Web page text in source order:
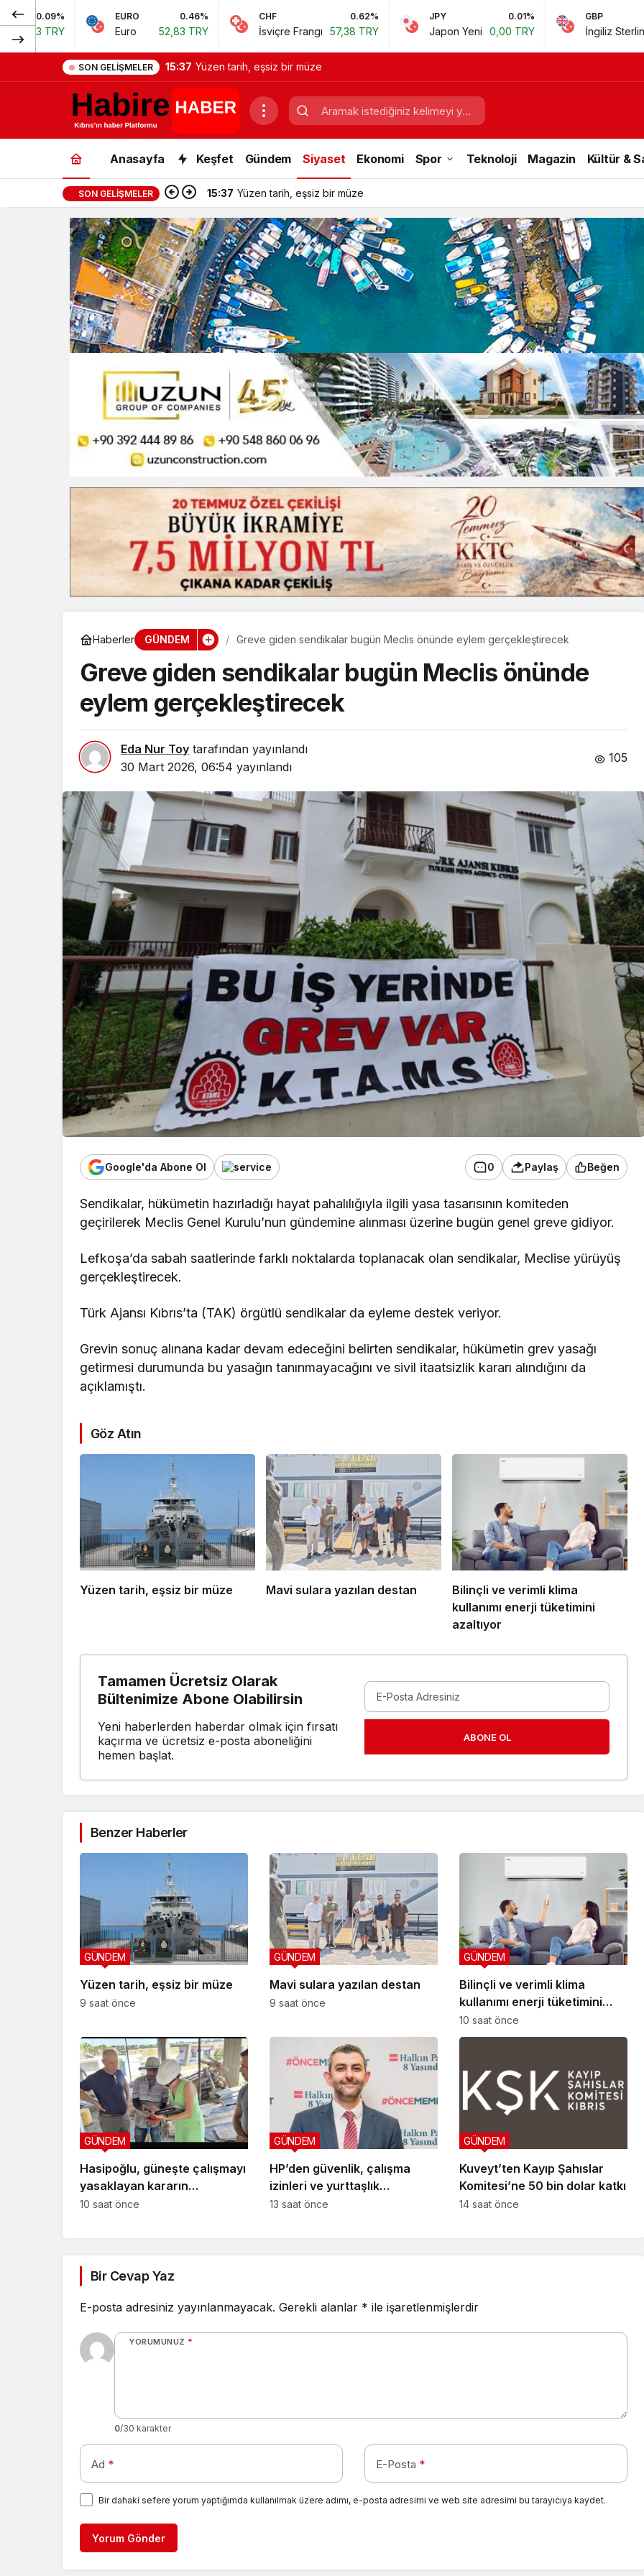
EURO 0.46%
Euro 52,83 TRY
CHF 0.62%
İsviçre Frangı 57,38 TRY
JPY 0.01%
Japon Yeni 0,00 TRY
GBP 0.67%
İngiliz Sterlini 60,81 TRY
SON GELIŞMELER 15:37 Yüzen tarih, eşsiz bir müze
Anasayfa Keşfet Gündem Siyaset Ekonomi Spor Teknoloji Magazin Kültür &
SON GELIŞMELER 15:37 Yüzen tarih, eşsiz bir müze
Haberler GÜNDEM Greve giden sendikalar bugün Meclis önünde eylem gerçekleştirecek
Greve giden sendikalar bugün Meclis önünde
eylem gerçekleştirecek
Eda Nur Toy tarafından yayınlandı
30 Mart 2026, 06:54 yayınlandı
105
Google'da Abone Ol 0 Paylaş Beğen
Sendikalar, hükümetin hazırladığı hayat pahalılığıyla ilgili yasa tasarısının komiteden
geçirilerek Meclis Genel Kurulu’nun gündemine alınması üzerine bugün genel greve gidiyor.
Lefkoşa’da sabah saatlerinde farklı noktalarda toplanacak olan sendikalar, Meclise yürüyüş
gerçekleştirecek.
Türk Ajansı Kıbrıs’ta (TAK) örgütlü sendikalar da eyleme destek veriyor.
Grevin sonuç alınana kadar devam edeceğini belirten sendikalar, hükümetin grev yasağı
getirmesi durumunda bu yasağın tanınmayacağını ve sivil itaatsizlik kararı alındığını da
açıklamıştı.
Göz Atın
Yüzen tarih, eşsiz bir müze Mavi sulara yazılan destan
Bilinçli ve verimli klima
kullanımı enerji tüketimini
azaltıyor
Tamamen Ücretsiz Olarak
Bültenimize Abone Olabilirsin
Yeni haberlerden haberdar olmak için fırsatı
kaçırma ve ücretsiz e-posta aboneliğini
hemen başlat.
ABONE OL
Benzer Haberler
Yüzen tarih, eşsiz bir müze
GÜNDEM
9 saat önce
Mavi sulara yazılan destan
GÜNDEM
9 saat önce
Bilinçli ve verimli klima
kullanımı enerji tüketimini
azaltıyor
GÜNDEM
10 saat önce
Hasipoğlu, güneşte çalışmayı
yasaklayan kararın
uygulanmasını
GÜNDEM
10 saat önce
HP’den güvenlik, çalışma
izinleri ve yurttaşlık
uygulamalarına ilişkin
GÜNDEM
13 saat önce
Kuveyt’ten Kayıp Şahıslar
Komitesi’ne 50 bin dolar katkı
GÜNDEM
14 saat önce
Bir Cevap Yaz
E-posta adresiniz yayınlanmayacak. Gerekli alanlar * ile işaretlenmişlerdir
YORUMUNUZ *
0/30 karakter
Ad * E-Posta *
Bir dahaki sefere yorum yaptığımda kullanılmak üzere adımı, e-posta adresimi ve web site adresimi bu tarayıcıya kaydet.
Yorum Gönder